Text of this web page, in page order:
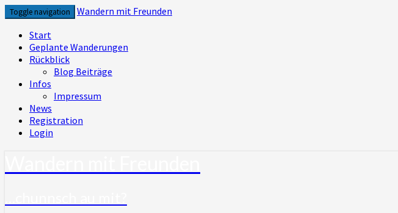
Skip
to
content
Toggle navigation
Wandern mit Freunden
Start
Geplante Wanderungen
Rückblick
Blog Beiträge
Infos
Impressum
News
Registration
Login